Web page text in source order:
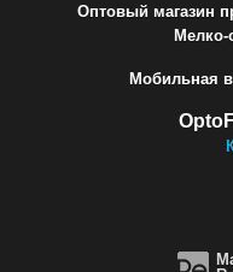
Оптовый магазин
Мелко-
Мобильная